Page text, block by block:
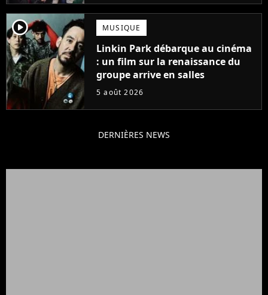
player2 MUSIQUE
Linkin Park débarque au cinéma
: un film sur la renaissance du
groupe arrive en salles
5 août 2026
DERNIÈRES NEWS